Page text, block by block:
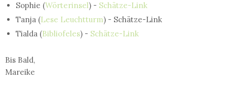
Sophie (Wörterinsel) - Schätze-Link
Tanja (Lese Leuchtturm) - Schätze-Link
Tialda (Bibliofeles) - Schätze-Link
Bis Bald,
Mareike